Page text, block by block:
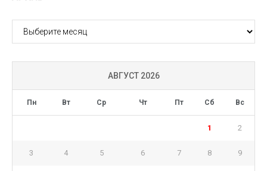
АРХИВ
АВГУСТ 2026
Пн Вт Ср Чт Пт Сб Вс
1 2
3 4 5 6 7 8 9